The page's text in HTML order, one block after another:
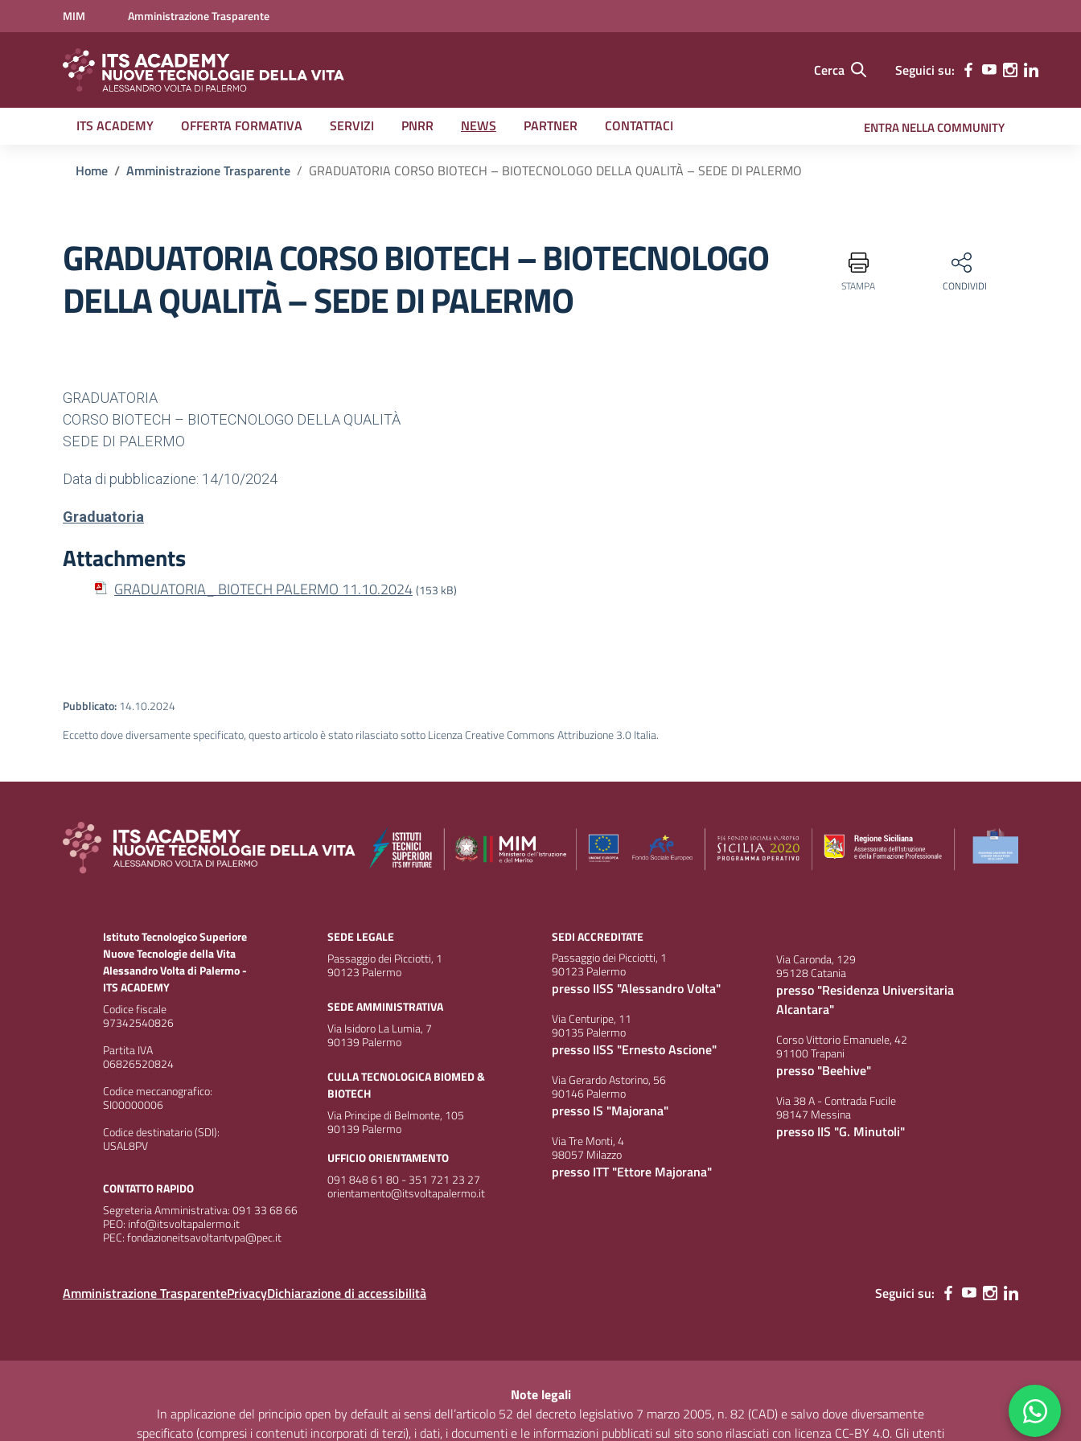
Vai ai contenuti
Vai al menu di navigazione
MIM Amministrazione Trasparente
Cerca Seguici su:
ITS ACADEMY OFFERTA FORMATIVA SERVIZI PNRR NEWS PARTNER CONTATTACI ENTRA NELLA COMMUNITY
Home Amministrazione Trasparente GRADUATORIA CORSO BIOTECH – BIOTECNOLOGO DELLA QUALITÀ – SEDE DI PALERMO
GRADUATORIA CORSO BIOTECH – BIOTECNOLOGO
DELLA QUALITÀ – SEDE DI PALERMO
STAMPA CONDIVIDI
GRADUATORIA
CORSO BIOTECH – BIOTECNOLOGO DELLA QUALITÀ
SEDE DI PALERMO
Data di pubblicazione: 14/10/2024
Graduatoria
Attachments
GRADUATORIA_ BIOTECH PALERMO 11.10.2024(153 kB)
Pubblicato:14.10.2024
Eccetto dove diversamente specificato, questo articolo è stato rilasciato sotto Licenza Creative Commons Attribuzione 3.0 Italia.
Istituto Tecnologico Superiore
Nuove Tecnologie della Vita
Alessandro Volta di Palermo -
ITS ACADEMY
Codice fiscale
97342540826
Partita IVA
06826520824
Codice meccanografico:
SI00000006
Codice destinatario (SDI):
USAL8PV
CONTATTO RAPIDO
Segreteria Amministrativa: 091 33 68 66
PEO: info@itsvoltapalermo.it
PEC: fondazioneitsavoltantvpa@pec.it
SEDE LEGALE
Passaggio dei Picciotti, 1
90123 Palermo
SEDE AMMINISTRATIVA
Via Isidoro La Lumia, 7
90139 Palermo
CULLA TECNOLOGICA BIOMED &
BIOTECH
Via Principe di Belmonte, 105
90139 Palermo
UFFICIO ORIENTAMENTO
091 848 61 80 - 351 721 23 27
orientamento@itsvoltapalermo.it
SEDI ACCREDITATE
Passaggio dei Picciotti, 1
90123 Palermo
presso IISS "Alessandro Volta"
Via Centuripe, 11
90135 Palermo
presso IISS "Ernesto Ascione"
Via Gerardo Astorino, 56
90146 Palermo
presso IS "Majorana"
Via Tre Monti, 4
98057 Milazzo
presso ITT "Ettore Majorana"
Via Caronda, 129
95128 Catania
presso "Residenza Universitaria
Alcantara"
Corso Vittorio Emanuele, 42
91100 Trapani
presso "Beehive"
Via 38 A - Contrada Fucile
98147 Messina
presso IIS "G. Minutoli"
Amministrazione TrasparentePrivacyDichiarazione di accessibilità Seguici su:
Note legali
In applicazione del principio open by default ai sensi dell’articolo 52 del decreto legislativo 7 marzo 2005, n. 82 (CAD) e salvo dove diversamente
specificato (compresi i contenuti incorporati di terzi), i dati, i documenti e le informazioni pubblicati sul sito sono rilasciati con licenza CC-BY 4.0. Gli utenti